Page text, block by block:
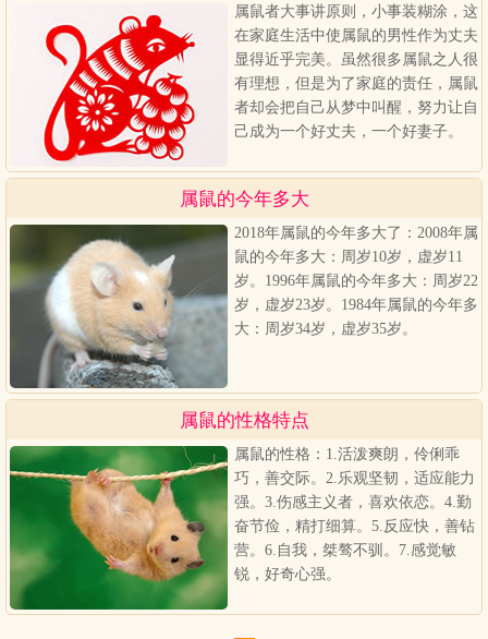
属鼠者大事讲原则，小事装糊涂，这
在家庭生活中使属鼠的男性作为丈夫
显得近乎完美。虽然很多属鼠之人很
有理想，但是为了家庭的责任，属鼠
者却会把自己从梦中叫醒，努力让自
己成为一个好丈夫，一个好妻子。
属鼠的今年多大
2018年属鼠的今年多大了：2008年属
鼠的今年多大：周岁10岁，虚岁11
岁。1996年属鼠的今年多大：周岁22
岁，虚岁23岁。1984年属鼠的今年多
大：周岁34岁，虚岁35岁。
属鼠的性格特点
属鼠的性格：1.活泼爽朗，伶俐乖
巧，善交际。2.乐观坚韧，适应能力
强。3.伤感主义者，喜欢依恋。4.勤
奋节俭，精打细算。5.反应快，善钻
营。6.自我，桀骜不驯。7.感觉敏
锐，好奇心强。